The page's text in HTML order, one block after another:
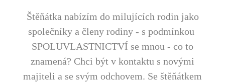
Štěňátka nabízím do milujících rodin jako
společníky a členy rodiny - s podmínkou
SPOLUVLASTNICTVÍ se mnou - co to
znamená? Chci být v kontaktu s novými
majiteli a se svým odchovem. Se štěňátkem